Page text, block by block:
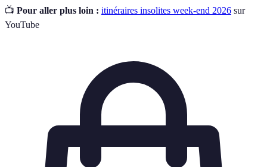
📺 Pour aller plus loin : itinéraires insolites week-end 2026 sur
YouTube